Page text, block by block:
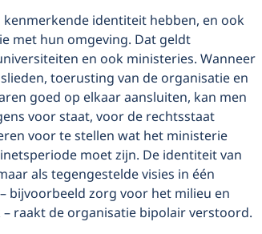
identiteit hebben, en ook
met hun omgeving. Dat geldt
en ook ministeries. Wanneer
toerusting van de organisatie en
goed op elkaar aansluiten, kan men
voor staat, voor de rechtsstaat
voor te stellen wat het ministerie
moet zijn. De identiteit van
als tegengestelde visies in één
bijvoorbeeld zorg voor het milieu en
raakt de organisatie bipolair verstoord.